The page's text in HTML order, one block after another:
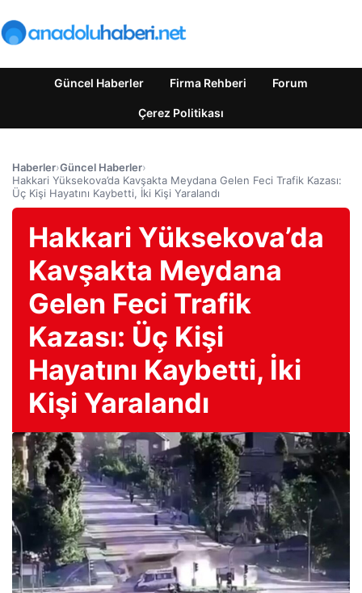
Güncel Haberler Firma Rehberi Forum
Çerez Politikası
Haberler›Güncel Haberler›
Hakkari Yüksekova’da Kavşakta Meydana Gelen Feci Trafik Kazası:
Üç Kişi Hayatını Kaybetti, İki Kişi Yaralandı
Hakkari Yüksekova’da
Kavşakta Meydana
Gelen Feci Trafik
Kazası: Üç Kişi
Hayatını Kaybetti, İki
Kişi Yaralandı